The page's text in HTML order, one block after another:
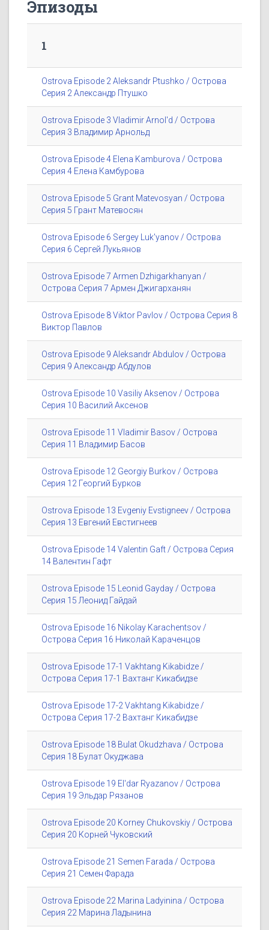
Эпизоды
1
Ostrova Episode 2 Aleksandr Ptushko / Острова
Серия 2 Александр Птушко
Ostrova Episode 3 Vladimir Arnol'd / Острова
Серия 3 Владимир Арнольд
Ostrova Episode 4 Elena Kamburova / Острова
Серия 4 Елена Камбурова
Ostrova Episode 5 Grant Matevosyan / Острова
Серия 5 Грант Матевосян
Ostrova Episode 6 Sergey Luk'yanov / Острова
Серия 6 Сергей Лукьянов
Ostrova Episode 7 Armen Dzhigarkhanyan /
Острова Серия 7 Армен Джигарханян
Ostrova Episode 8 Viktor Pavlov / Острова Серия 8
Виктор Павлов
Ostrova Episode 9 Aleksandr Abdulov / Острова
Серия 9 Александр Абдулов
Ostrova Episode 10 Vasiliy Aksenov / Острова
Серия 10 Василий Аксенов
Ostrova Episode 11 Vladimir Basov / Острова
Серия 11 Владимир Басов
Ostrova Episode 12 Georgiy Burkov / Острова
Серия 12 Георгий Бурков
Ostrova Episode 13 Evgeniy Evstigneev / Острова
Серия 13 Евгений Евстигнеев
Ostrova Episode 14 Valentin Gaft / Острова Серия
14 Валентин Гафт
Ostrova Episode 15 Leonid Gayday / Острова
Серия 15 Леонид Гайдай
Ostrova Episode 16 Nikolay Karachentsov /
Острова Серия 16 Николай Караченцов
Ostrova Episode 17-1 Vakhtang Kikabidze /
Острова Серия 17-1 Вахтанг Кикабидзе
Ostrova Episode 17-2 Vakhtang Kikabidze /
Острова Серия 17-2 Вахтанг Кикабидзе
Ostrova Episode 18 Bulat Okudzhava / Острова
Серия 18 Булат Окуджава
Ostrova Episode 19 El'dar Ryazanov / Острова
Серия 19 Эльдар Рязанов
Ostrova Episode 20 Korney Chukovskiy / Острова
Серия 20 Корней Чуковский
Ostrova Episode 21 Semen Farada / Острова
Серия 21 Семен Фарада
Ostrova Episode 22 Marina Ladyinina / Острова
Серия 22 Марина Ладынина